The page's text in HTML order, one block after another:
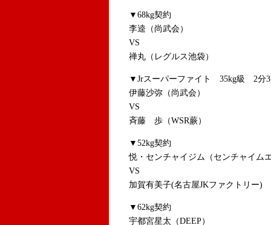
▼68kg契約
李逵（尚武会）
VS
禅丸（レグルス池袋）
▼Jrスーパーファイト 35kg級 2分
伊藤沙弥（尚武会）
VS
斉藤 歩（WSR蕨）
▼52kg契約
悦・センチャイジム（センチャイム
VS
加賀有美子(名古屋JKファクトリー)
▼62kg契約
宇都宮星太（DEEP）